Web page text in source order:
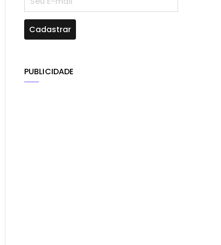
PUBLICIDADE